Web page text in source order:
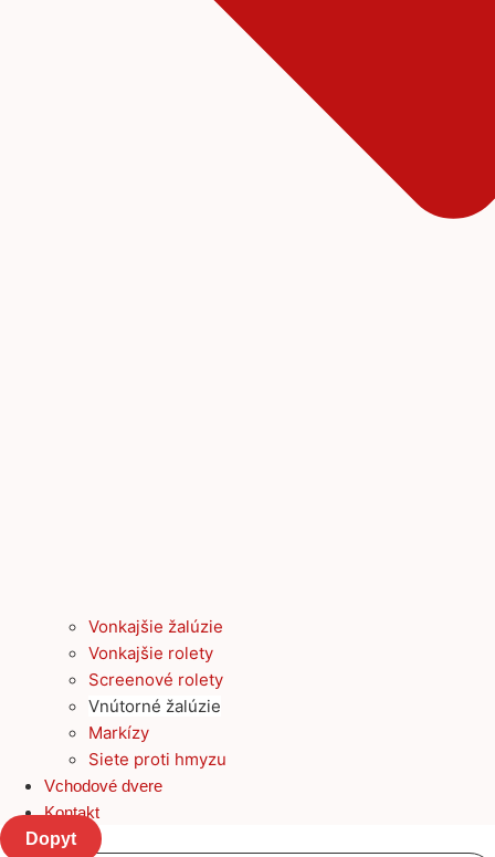
Vonkajšie žalúzie
Vonkajšie rolety
Screenové rolety
Vnútorné žalúzie
Markízy
Siete proti hmyzu
Vchodové dvere
Kontakt
Dopyt